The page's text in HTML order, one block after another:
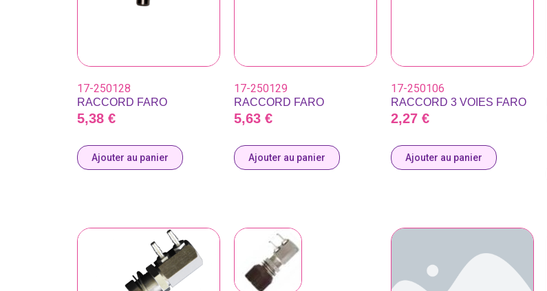
17-250128
RACCORD FARO
5,38 €
Ajouter au panier
17-250129
RACCORD FARO
5,63 €
Ajouter au panier
17-250106
RACCORD 3 VOIES FARO
2,27 €
Ajouter au panier